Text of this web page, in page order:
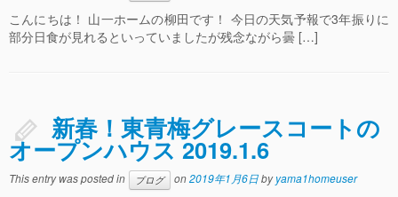
こんにちは！ 山一ホームの柳田です！ 今日の天気予報で3年振りに
部分日食が見れるといっていましたが残念ながら曇 […]
新春！東青梅グレースコートの
オープンハウス 2019.1.6
This entry was posted in ブログ on2019年1月6日byyama1homeuser